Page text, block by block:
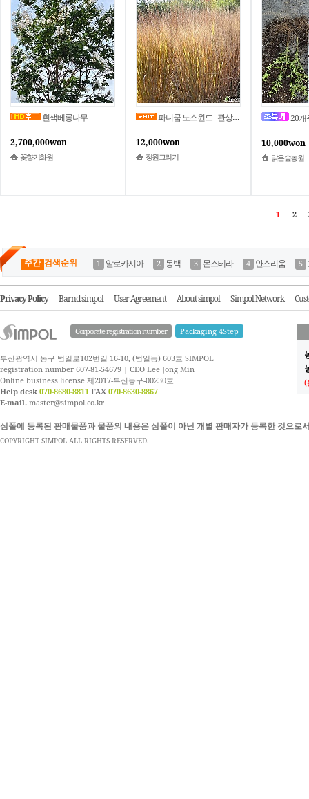
흰색베롱나무
2,700,000won
꽃향기화원
파니쿰 노스윈드 - 관상그라스 가을조경 자연주의 유럽정원 묘목 정원그리기
12,000won
정원그리기
20개묶음영
10,000won
맑은숲농원
1 2
주간 검색순위 알로카시아 동백 몬스테라 안스리움
Privacy Policy Barnd simpol User Agreement About simpol Simpol Network
Corporate registration number Packaging 4Step
부산광역시 동구 범일로102번길 16-10, (범일동) 603호 SIMPOL
registration number 607-81-54679 | CEO Lee Jong Min
Online business license 제2017-부산동구-00230호
Help desk 070-8680-8811 FAX 070-8630-8867
E-mail. master@simpol.co.kr
(
심폴에 등록된 판매물품과 물품의 내용은 심폴이 아닌 개별 판매자가 등록한 것으
COPYRIGHT SIMPOL ALL RIGHTS RESERVED.